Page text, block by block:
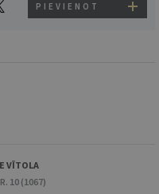
PIEVIENOT
VĪTOLA
10 (1067)